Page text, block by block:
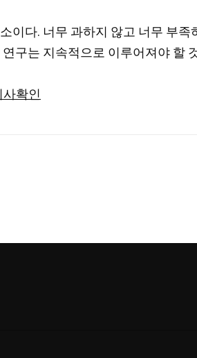
이다. 너무 과하지 않고 너무 부족
구는 지속적으로 이루어져야 할
사확인